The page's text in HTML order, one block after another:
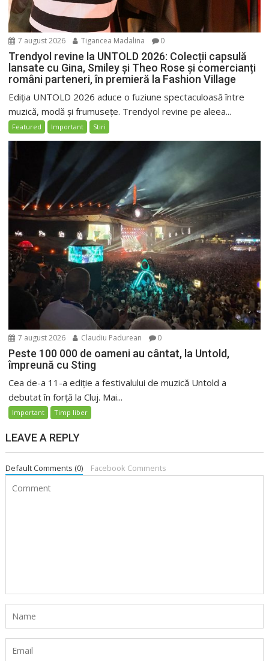
7 august 2026 Tigancea Madalina 0
Trendyol revine la UNTOLD 2026: Colecții capsulă
lansate cu Gina, Smiley și Theo Rose și comercianți
români parteneri, în premieră la Fashion Village
Ediția UNTOLD 2026 aduce o fuziune spectaculoasă între
muzică, modă și frumusețe. Trendyol revine pe aleea...
Featured Important Stiri
7 august 2026 Claudiu Padurean 0
Peste 100 000 de oameni au cântat, la Untold,
împreună cu Sting
Cea de-a 11-a ediție a festivalului de muzică Untold a
debutat în forță la Cluj. Mai...
Important Timp liber
LEAVE A REPLY
Default Comments (0) Facebook Comments